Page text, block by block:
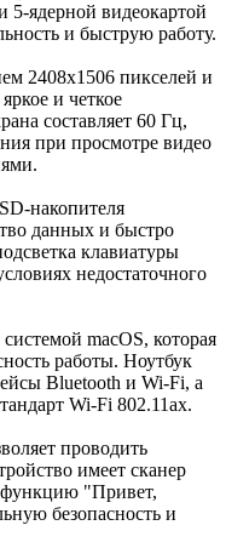
5-ядерной видеокартой
и быструю работу.
2408x1506 пикселей и
и четкое
составляет 60 Гц,
при просмотре видео
накопителя
данных и быстро
клавиатуры
недостаточного
macOS, которая
работы. Ноутбук
Bluetooth и Wi-Fi, а
Wi-Fi 802.11ax.
проводить
имеет сканер
функцию "Привет,
безопасность и